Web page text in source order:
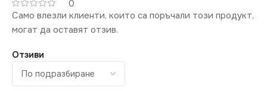
0
Отзиви
Само влезли клиенти, които са поръчали този продукт,
могат да оставят отзив.